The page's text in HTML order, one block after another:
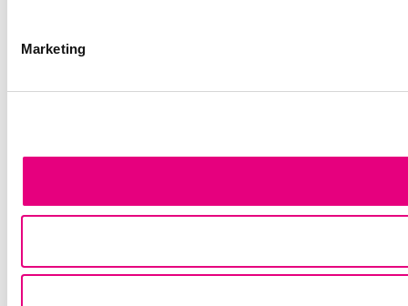
Marketing